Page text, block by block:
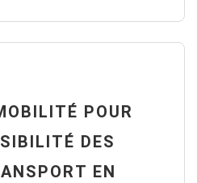
POUR
DES
EN